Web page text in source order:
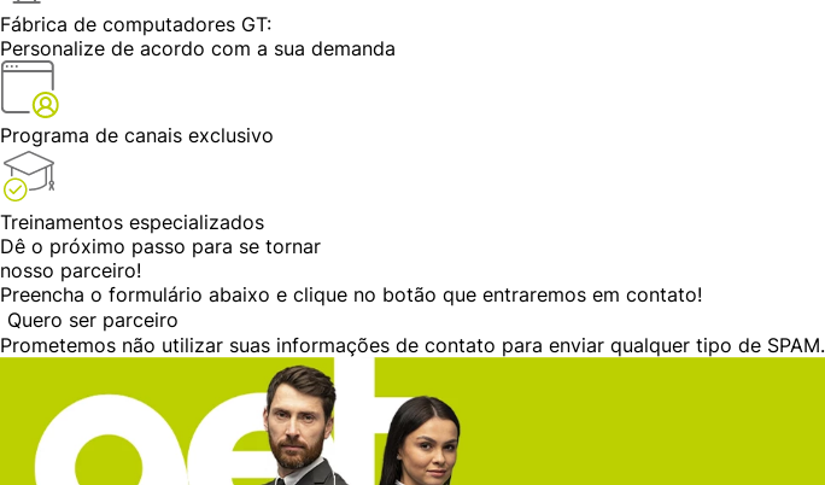
Fábrica de computadores GT:
Personalize de acordo com a sua demanda
Programa de canais exclusivo
Treinamentos especializados
Dê o próximo passo para se tornar
nosso parceiro!
Preencha o formulário abaixo e clique no botão que entraremos em contato!
Quero ser parceiro
Prometemos não utilizar suas informações de contato para enviar qualquer tipo de SPAM.